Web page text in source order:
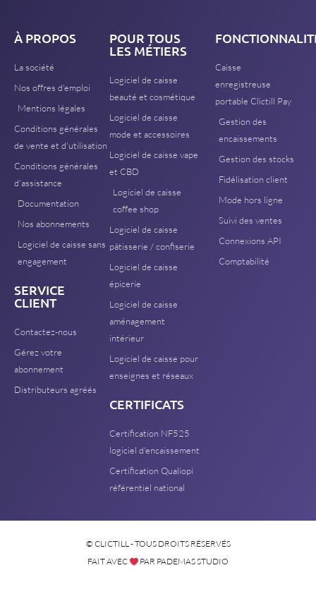
À PROPOS
La société
Nos offres d'emploi
Mentions légales
Conditions générales
de vente et d'utilisation
Conditions générales
d'assistance
Documentation
Nos abonnements
Logiciel de caisse sans
engagement
SERVICE
CLIENT
Contactez-nous
Gérez votre
abonnement
Distributeurs agréés
POUR TOUS
LES MÉTIERS
Logiciel de caisse
beauté et cosmétique
Logiciel de caisse
mode et accessoires
Logiciel de caisse vape
et CBD
Logiciel de caisse
coffee shop
Logiciel de caisse
pâtisserie / confiserie
Logiciel de caisse
épicerie
Logiciel de caisse
aménagement
intérieur
Logiciel de caisse pour
enseignes et réseaux
CERTIFICATS
Certification NF525
logiciel d'encaissement
Certification Qualiopi
référentiel national
Caisse
enregistreuse
portable Clictill Pay
Gestion des
encaissements
Gestion des stocks
Fidélisation client
Mode hors ligne
Suivi des ventes
Connexions API
Comptabilité
© CLICTILL - TOUS DROITS RÉSERVÉS
FAIT AVEC
PAR PADEMAS STUDIO